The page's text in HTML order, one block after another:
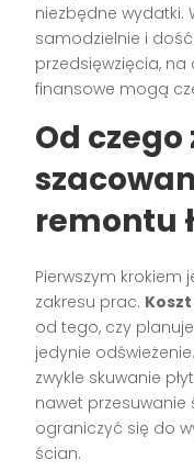
niezbędne wydatki.
samodzielnie i
przedsięwzięcia, na
finansowe mogą
Od czego
remontu
Pierwszym krokiem
zakresu prac.
od tego, czy
jedynie
zwykle skuwanie
nawet przesuwanie
ograniczyć się do
ścian.